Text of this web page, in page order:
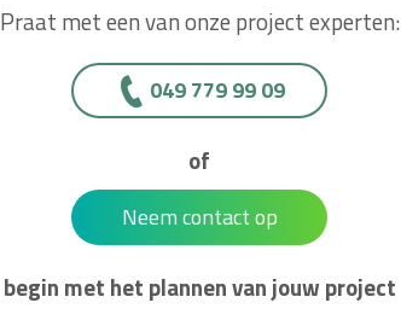
Praat met een van onze project experten:
049 779 99 09
of
Neem contact op
begin met het plannen van jouw project